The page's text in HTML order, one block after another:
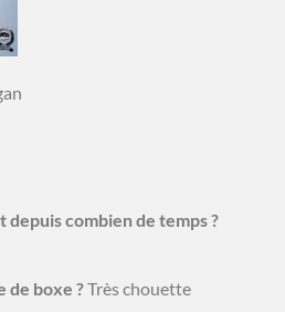
depuis combien de temps ?
de boxe ?Très chouette